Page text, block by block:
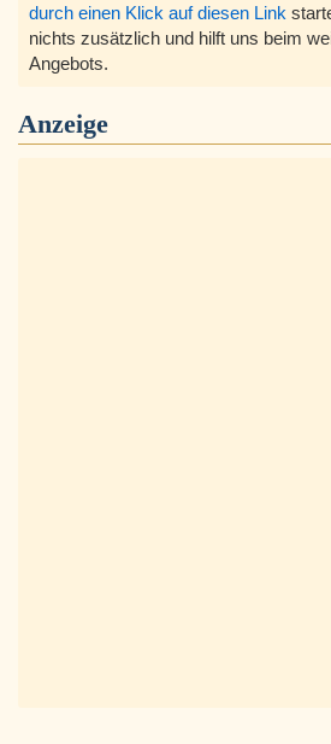
durch einen Klick auf diesen Link
nichts zusätzlich und hilft uns beim
Angebots.
Anzeige